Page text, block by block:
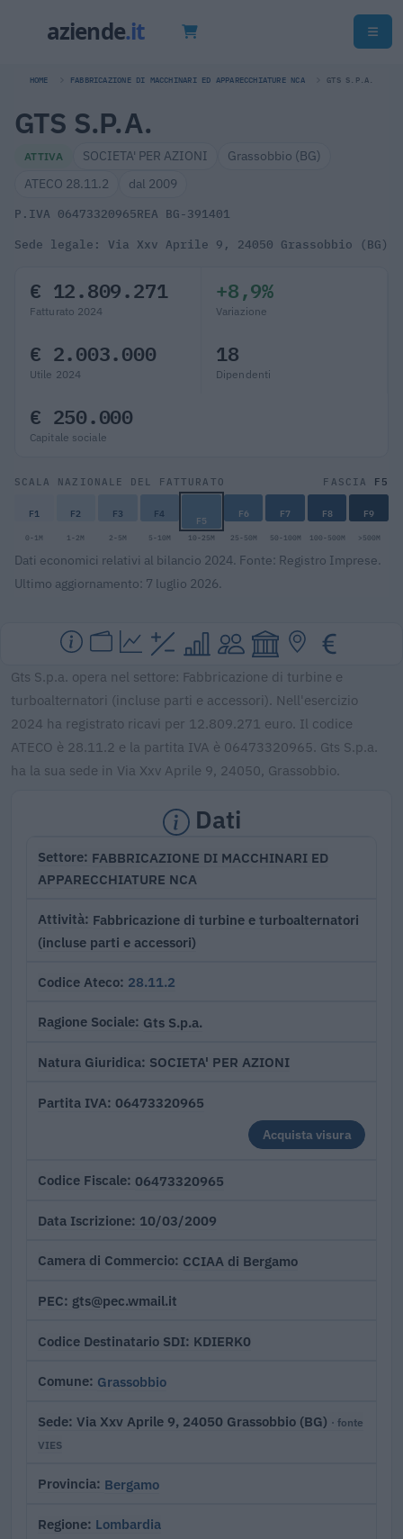
HOME FABBRICAZIONE DI MACCHINARI ED APPARECCHIATURE NCA GTS S.P.A.
GTS S.P.A.
ATTIVA SOCIETA' PER AZIONI
Grassobbio (BG)
ATECO 28.11.2
dal 2009
P.IVA 06473320965REA BG-391401
Sede legale: Via Xxv Aprile 9, 24050 Grassobbio (BG)
€ 12.809.271
Fatturato 2024
+8,9%
Variazione
€ 2.003.000
Utile 2024
18
Dipendenti
€ 250.000
Capitale sociale
SCALA NAZIONALE DEL FATTURATO FASCIA F5
F1 F2 F3 F4 F5 F6 F7 F8 F9
0-1M 1-2M 2-5M 5-10M 10-25M 25-50M 50-100M 100-500M >500M
Dati economici relativi al bilancio 2024. Fonte: Registro Imprese.
Ultimo aggiornamento: 7 luglio 2026.
Gts S.p.a. opera nel settore: Fabbricazione di turbine e
turboalternatori (incluse parti e accessori). Nell'esercizio
2024 ha registrato ricavi per 12.809.271 euro. Il codice
ATECO è 28.11.2 e la partita IVA è 06473320965. Gts S.p.a.
ha la sua sede in Via Xxv Aprile 9, 24050, Grassobbio.
Dati
Settore FABBRICAZIONE DI MACCHINARI ED
APPARECCHIATURE NCA
Attività Fabbricazione di turbine e turboalternatori
(incluse parti e accessori)
Codice Ateco 28.11.2
Ragione Sociale Gts S.p.a.
Natura Giuridica SOCIETA' PER AZIONI
Partita IVA 06473320965
Acquista visura
Codice Fiscale 06473320965
Data Iscrizione 10/03/2009
Camera di Commercio CCIAA di Bergamo
PEC gts@pec.wmail.it
Codice Destinatario SDI KDIERK0
Comune Grassobbio
Sede Via Xxv Aprile 9, 24050 Grassobbio (BG) · fonte
VIES
Provincia Bergamo
Regione Lombardia